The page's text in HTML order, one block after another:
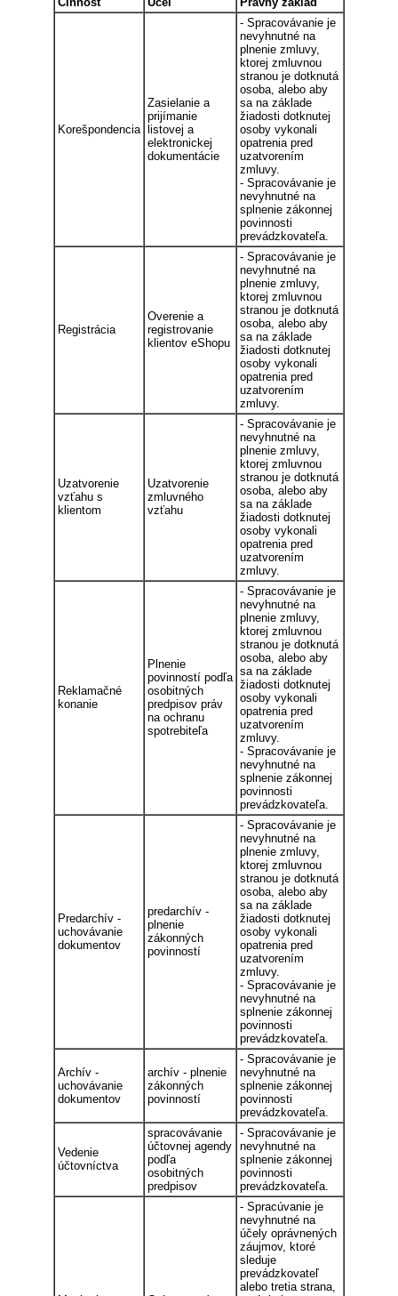
Korešpondencia
Zasielanie a
prijímanie
listovej a
elektronickej
dokumentácie
- Spracovávanie je
nevyhnutné na
plnenie zmluvy,
ktorej zmluvnou
stranou je dotknutá
osoba, alebo aby
sa na základe
žiadosti dotknutej
osoby vykonali
opatrenia pred
uzatvorením
zmluvy.
- Spracovávanie je
nevyhnutné na
splnenie zákonnej
povinnosti
prevádzkovateľa.
Registrácia
Overenie a
registrovanie
klientov eShopu
- Spracovávanie je
nevyhnutné na
plnenie zmluvy,
ktorej zmluvnou
stranou je dotknutá
osoba, alebo aby
sa na základe
žiadosti dotknutej
osoby vykonali
opatrenia pred
uzatvorením
zmluvy.
Uzatvorenie
vzťahu s
klientom
Uzatvorenie
zmluvného
vzťahu
- Spracovávanie je
nevyhnutné na
plnenie zmluvy,
ktorej zmluvnou
stranou je dotknutá
osoba, alebo aby
sa na základe
žiadosti dotknutej
osoby vykonali
opatrenia pred
uzatvorením
zmluvy.
Reklamačné
konanie
Plnenie
povinností podľa
osobitných
predpisov práv
na ochranu
spotrebiteľa
- Spracovávanie je
nevyhnutné na
plnenie zmluvy,
ktorej zmluvnou
stranou je dotknutá
osoba, alebo aby
sa na základe
žiadosti dotknutej
osoby vykonali
opatrenia pred
uzatvorením
zmluvy.
- Spracovávanie je
nevyhnutné na
splnenie zákonnej
povinnosti
prevádzkovateľa.
Predarchív -
uchovávanie
dokumentov
predarchív -
plnenie
zákonných
povinností
- Spracovávanie je
nevyhnutné na
plnenie zmluvy,
ktorej zmluvnou
stranou je dotknutá
osoba, alebo aby
sa na základe
žiadosti dotknutej
osoby vykonali
opatrenia pred
uzatvorením
zmluvy.
- Spracovávanie je
nevyhnutné na
splnenie zákonnej
povinnosti
prevádzkovateľa.
Archív -
uchovávanie
dokumentov
archív - plnenie
zákonných
povinností
- Spracovávanie je
nevyhnutné na
splnenie zákonnej
povinnosti
prevádzkovateľa.
Vedenie
účtovníctva
spracovávanie
účtovnej agendy
podľa
osobitných
predpisov
- Spracovávanie je
nevyhnutné na
splnenie zákonnej
povinnosti
prevádzkovateľa.
- Spracúvanie je
nevyhnutné na
účely oprávnených
záujmov, ktoré
sleduje
prevádzkovateľ
alebo tretia strana,